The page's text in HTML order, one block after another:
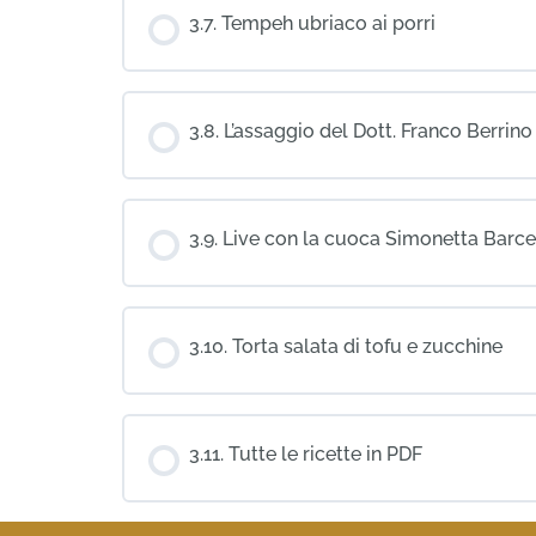
3.7. Tempeh ubriaco ai porri
3.8. L’assaggio del Dott. Franco Berrino
3.9. Live con la cuoca Simonetta
3.10. Torta salata di tofu e zucchine
3.11. Tutte le ricette in PDF